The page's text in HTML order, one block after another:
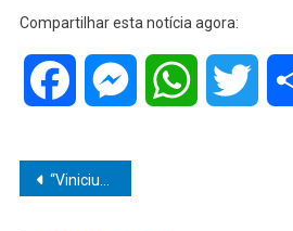
Compartilhar esta notícia agora:
Facebook MessengerWhatsApp
Navegação
de
“Vinicius Camarinha e Supermercadistas: União que Abastece o Progresso de Marília!”